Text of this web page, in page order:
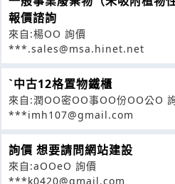
報價諮詢
來自:楊OO 詢價
***.sales@msa.hinet.net
ˋ中古12格置物鐵櫃
來自:潤OO密OO事OO份OO公O
***imh107@gmail.com
詢價 想要請問網站建設
來自:aOOeO 詢價
***k0420@gmail.com